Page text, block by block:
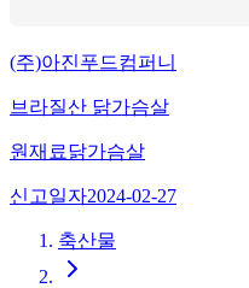
(주)아진푸드컴퍼니
브라질산 닭가슴살
원재료닭가슴살
신고일자2024-02-27
축산물